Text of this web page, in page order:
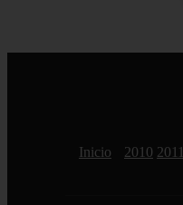
Inicio 2010 2011